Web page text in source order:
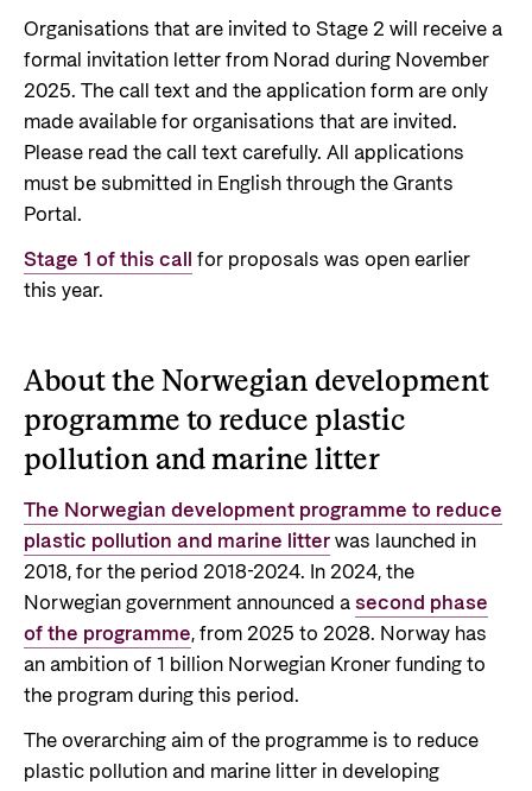
Organisations that are invited to Stage 2 will receive a
formal invitation letter from Norad during November
2025. The call text and the application form are only
made available for organisations that are invited.
Please read the call text carefully. All applications
must be submitted in English through the Grants
Portal.
Stage 1 of this call for proposals was open earlier
this year.
About the Norwegian development
programme to reduce plastic
pollution and marine litter
The Norwegian development programme to reduce
plastic pollution and marine litterwas launched in
2018, for the period 2018-2024. In 2024, the
Norwegian government announced asecond phase
of the programme, from 2025 to 2028. Norway has
an ambition of 1 billion Norwegian Kroner funding to
the program during this period.
The overarching aim of the programme is to reduce
plastic pollution and marine litter in developing